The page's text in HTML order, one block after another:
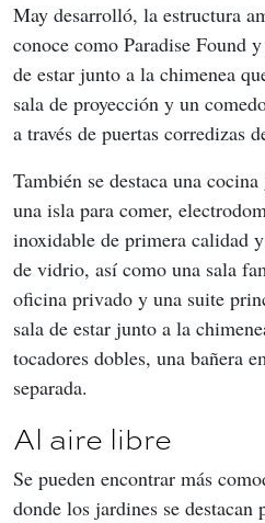
May desarrolló, la estructura
conoce como Paradise Found
de estar junto a la chimenea
sala de proyección y un
a través de puertas corredizas
También se destaca una
una isla para comer,
inoxidable de primera calidad
de vidrio, así como una sala
oficina privado y una suite
sala de estar junto a la
tocadores dobles, una bañera
separada.
Al aire libre
Se pueden encontrar más
donde los jardines se